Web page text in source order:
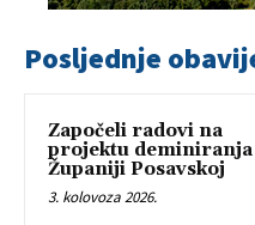
Posljednje
Započeli radovi na
projektu deminiranja
Županiji Posavskoj
3. kolovoza 2026.